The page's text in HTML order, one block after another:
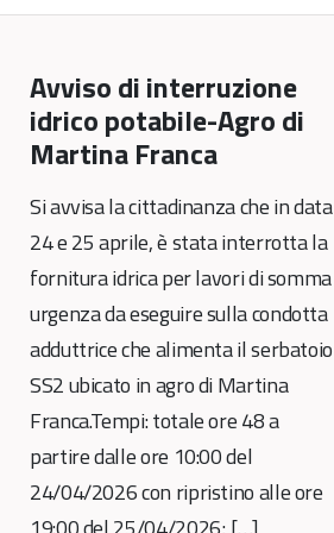
Avviso di interruzione
idrico potabile-Agro di
Martina Franca
Si avvisa la cittadinanza che in data
24 e 25 aprile, è stata interrotta la
fornitura idrica per lavori di somma
urgenza da eseguire sulla condotta
adduttrice che alimenta il serbatoio
SS2 ubicato in agro di Martina
Franca.Tempi: totale ore 48 a
partire dalle ore 10:00 del
24/04/2026 con ripristino alle ore